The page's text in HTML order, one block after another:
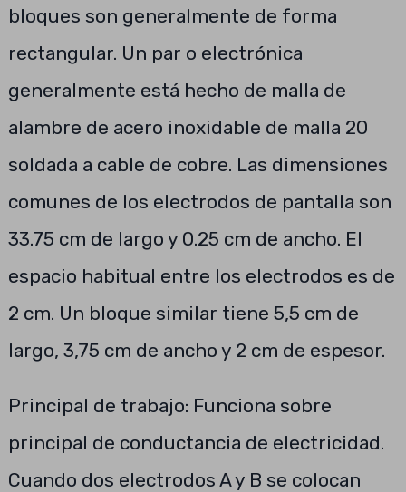
bloques son generalmente de forma
rectangular. Un par o electrónica
generalmente está hecho de malla de
alambre de acero inoxidable de malla 20
soldada a cable de cobre. Las dimensiones
comunes de los electrodos de pantalla son
33.75 cm de largo y 0.25 cm de ancho. El
espacio habitual entre los electrodos es de
2 cm. Un bloque similar tiene 5,5 cm de
largo, 3,75 cm de ancho y 2 cm de espesor.
Principal de trabajo: Funciona sobre
principal de conductancia de electricidad.
Cuando dos electrodos A y B se colocan